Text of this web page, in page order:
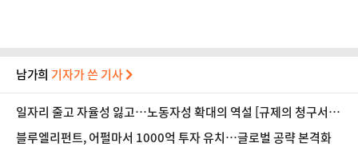
남가희 기자가 쓴 기사
일자리 줄고 자율성 잃고…노동자성 확대의 역설 [규제의 청구서
③]
블루엘리펀트, 어펄마서 1000억 투자 유치…글로벌 공략 본격화